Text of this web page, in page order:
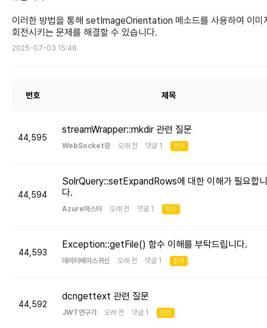
이러한 방법을 통해 setImageOrientation 메소드를 사용하여 이미
회전시키는 문제를 해결할 수 있습니다.
2025-07-03 15:48
번호 제목
44,595
streamWrapper::mkdir 관련 질문
WebSocket광 오래 전 댓글 1 인기
44,594
SolrQuery::setExpandRows에 대한 이해가 필요합니
다.
Azure마스터 오래 전 댓글 1 인기
44,593
Exception::getFile() 함수 이해를 부탁드립니다.
데이터베이스귀신 오래 전 댓글 1 인기
44,592
dcngettext 관련 질문
JWT연구가 오래 전 댓글 1 인기